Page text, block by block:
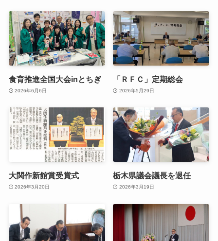
食育推進全国大会inとちぎ
2026年6月6日
「ＲＦＣ」定期総会
2026年5月29日
大関作新館賞受賞式
2026年3月20日
栃木県議会議長を退任
2026年3月19日